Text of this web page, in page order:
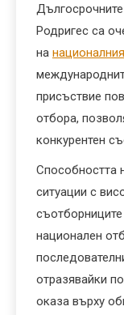
Родригес са
на
присъствие
отбора,
конкурентен
Способността
ситуации с
национален
отразявайки
оказа върху